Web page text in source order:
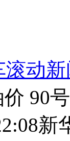
滚动
90
新